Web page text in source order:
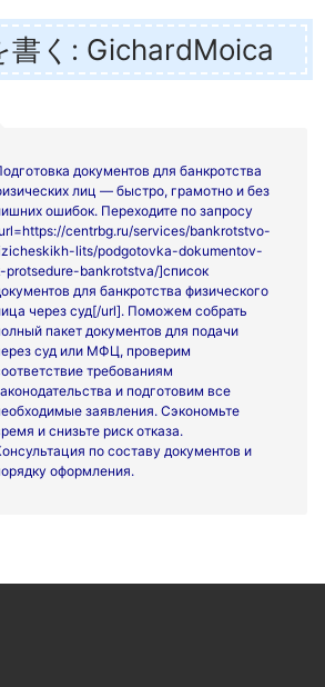
書く: GichardMoica
документов для банкротства
лиц — быстро, грамотно и без
ошибок. Переходите по запросу
centrbg.ru/services/bankrotstvo-
lits/podgotovka-dokumentov-
protsedure-bankrotstva/]список
для банкротства физического
через суд[/url]. Поможем собрать
пакет документов для подачи
суд или МФЦ, проверим
требованиям
и подготовим все
заявления. Сэкономьте
и снизьте риск отказа.
по составу документов и
оформления.